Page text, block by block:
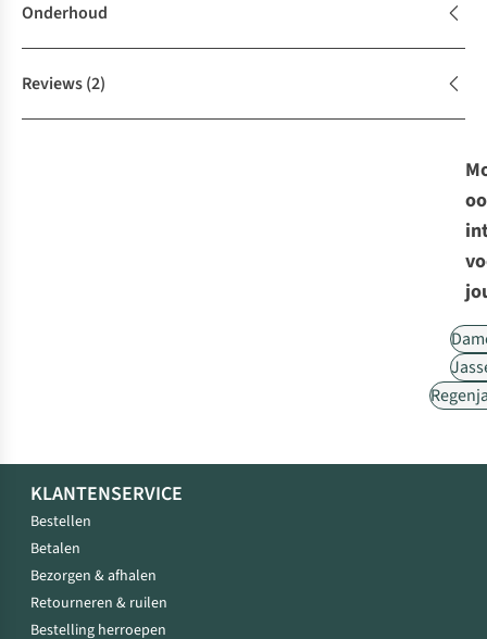
Onderhoud
Reviews(2)
KLANTENSERVICE
Bestellen
Betalen
Bezorgen & afhalen
Retourneren & ruilen
Bestelling herroepen